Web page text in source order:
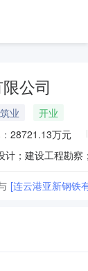
公司
业
开业
28721.13万元
[连云港亚新钢铁